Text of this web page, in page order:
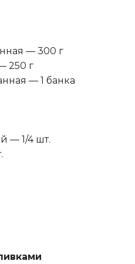
— 300 г
250 г
— 1 банка
— 1/4 шт.